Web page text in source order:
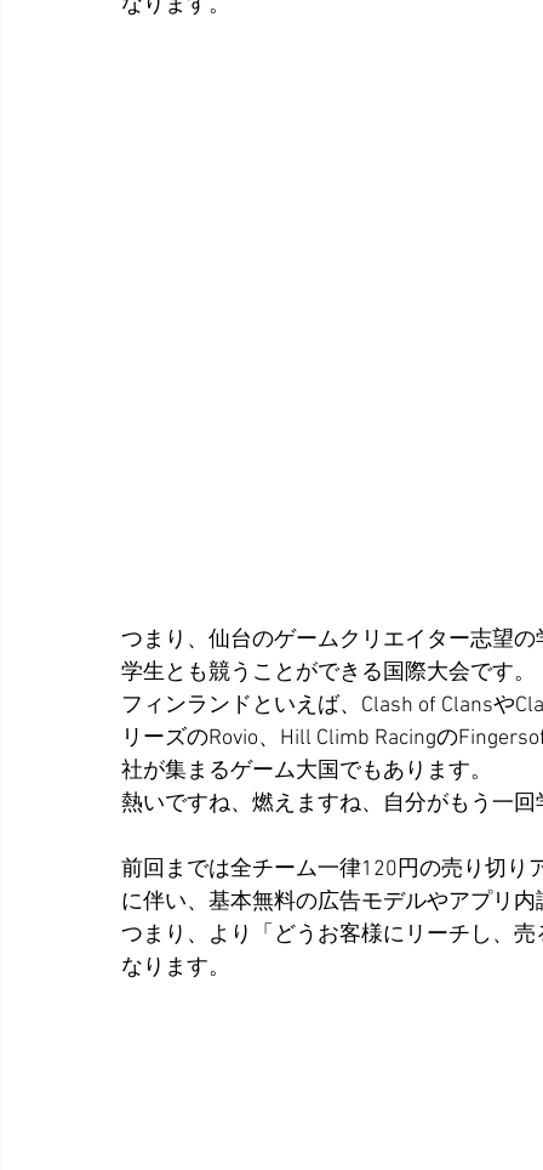
なります。
つまり、仙台のゲームクリエイター志望
学生とも競うことができる国際大会です。
フィンランドといえば、Clash of Clansや
リーズのRovio、Hill Climb Racingの
社が集まるゲーム大国でもあります。
熱いですね、燃えますね、自分がもう一
前回までは全チーム一律120円の売り切り
に伴い、基本無料の広告モデルやアプリ
つまり、より「どうお客様にリーチし、
なります。